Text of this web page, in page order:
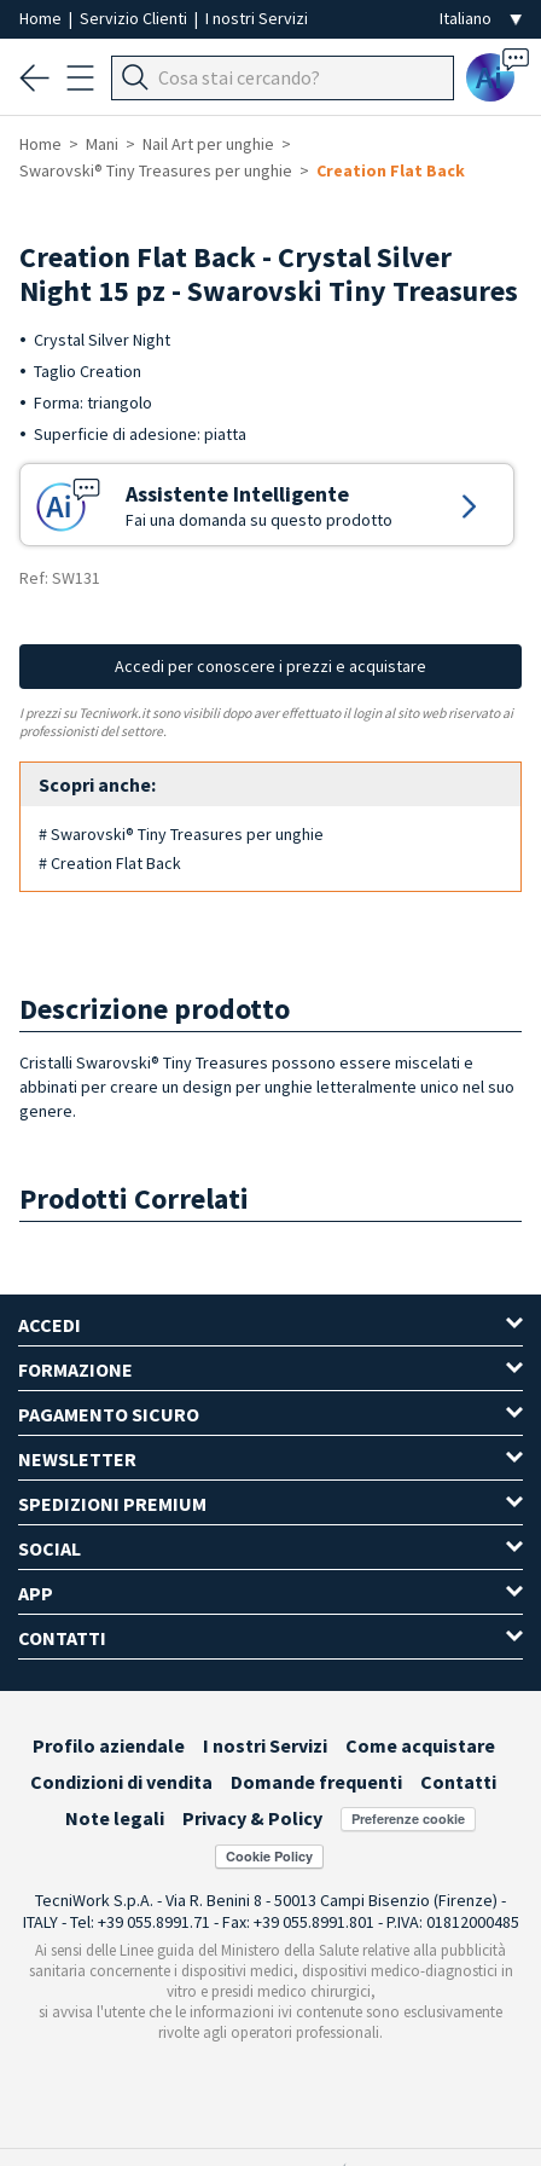
Home | Servizio Clienti | I nostri Servizi
Ai
Home Mani
Nail Art per unghie
Swarovski® Tiny Treasures per unghie
Creation Flat Back
Creation Flat Back - Crystal Silver
Night 15 pz - Swarovski Tiny Treasures
Crystal Silver Night
Taglio Creation
Forma: triangolo
Superficie di adesione: piatta
Assistente Intelligente
Fai una domanda su questo prodotto
Ref: SW131
Accedi per conoscere i prezzi e acquistare
I prezzi su Tecniwork.it sono visibili dopo aver effettuato il login al sito web riservato ai
professionisti del settore.
Scopri anche:
# Swarovski® Tiny Treasures per unghie
# Creation Flat Back
Descrizione prodotto
Cristalli Swarovski® Tiny Treasures possono essere miscelati e
abbinati per creare un design per unghie letteralmente unico nel suo
genere.
Prodotti Correlati
ACCEDI
FORMAZIONE
PAGAMENTO SICURO
NEWSLETTER
SPEDIZIONI PREMIUM
SOCIAL
APP
CONTATTI
Profilo aziendale I nostri Servizi
Come acquistare
Condizioni di vendita
Domande frequenti
Contatti
Note legali
Privacy & Policy Preferenze cookie
TecniWork S.p.A. - Via R. Benini 8 - 50013 Campi Bisenzio (Firenze) -
ITALY - Tel: +39 055.8991.71 - Fax: +39 055.8991.801 - P.IVA: 01812000485
Ai sensi delle Linee guida del Ministero della Salute relative alla pubblicità
sanitaria concernente i dispositivi medici, dispositivi medico-diagnostici in
vitro e presidi medico chirurgici,
si avvisa l'utente che le informazioni ivi contenute sono esclusivamente
rivolte agli operatori professionali.